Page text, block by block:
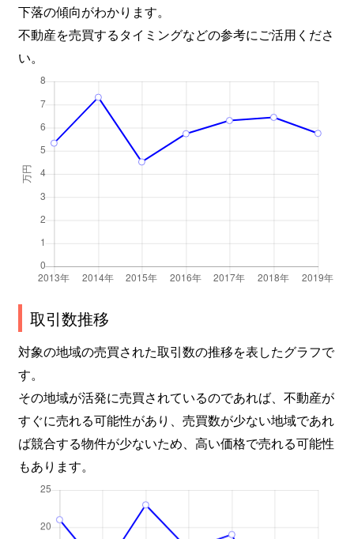
下落の傾向がわかります。
不動産を売買するタイミングなどの参考にご活用くださ
い。
取引数推移
対象の地域の売買された取引数の推移を表したグラフで
す。
その地域が活発に売買されているのであれば、不動産が
すぐに売れる可能性があり、売買数が少ない地域であれ
ば競合する物件が少ないため、高い価格で売れる可能性
もあります。